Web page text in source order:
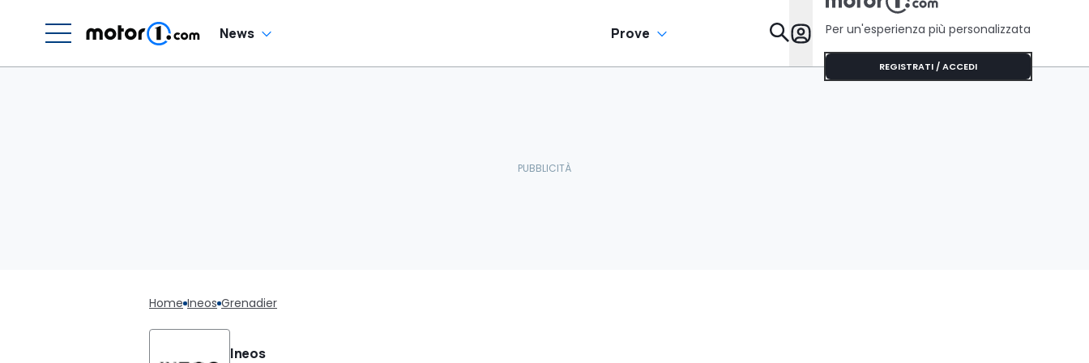
News Prove Da Sapere
Per un'esperienza più personalizzata
REGISTRATI / ACCEDI
Home Ineos Grenadier
Ineos